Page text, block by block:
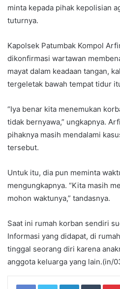
minta kepada pihak kepolisian
tuturnya.
Kapolsek Patumbak Kompol
dikonfirmasi wartawan
mayat dalam keadaan tangan,
tergeletak bawah tempat tidur
“Iya benar kita menemukan
tidak bernyawa,” ungkapnya.
pihaknya masih mendalami
tersebut.
Untuk itu, dia pun meminta
mengungkapnya. “Kita masih
mohon waktunya,” tandasnya.
Saat ini rumah korban sendiri
Informasi yang didapat, di
tinggal seorang diri karena
anggota keluarga yang lain.(in/
LinkedIn Tumblr